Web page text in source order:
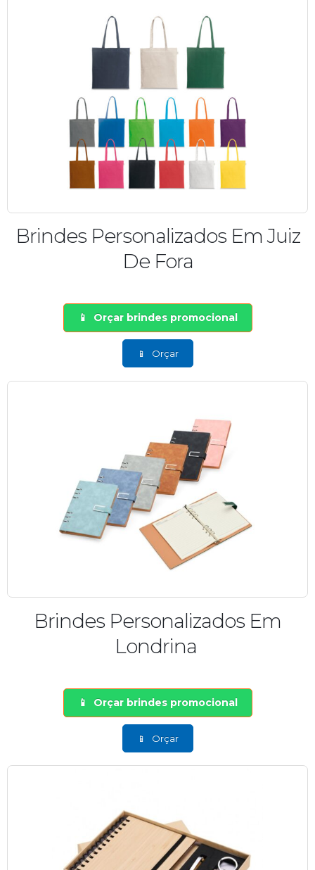
Brindes Personalizados Em Juiz
De Fora
Orçar brindes promocional
Orçar
Brindes Personalizados Em
Londrina
Orçar brindes promocional
Orçar